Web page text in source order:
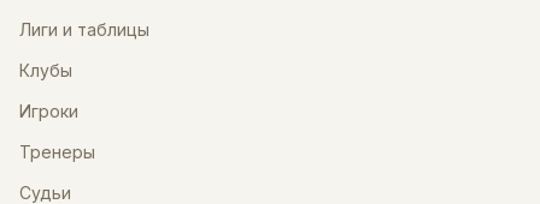
Лиги и таблицы
Клубы
Игроки
Тренеры
Судьи